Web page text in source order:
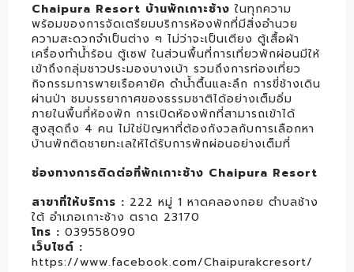
Chaipura Resort บ้านพักเกาะช้าง ในทุกความ
พร้อมของการจัดเตรียมบริการห้องพักที่มีสิ่งอำนวย
ความสะดวกจำเป็นต่าง ๆ ไม่ว่าจะเป็นเตียง ตู้เสื้อผ้า
เครื่องทำน้ำร้อน ตู้เซฟ ในส่วนพื้นที่การเที่ยวพักผ่อนมีให้
เข้าถึงกลุ่มชาวประมองบางเบ้า รวมถึงการท่องเที่ยว
กิจกรรมการพายเรือคายัค ดำน้ำตื้นและลึก การขี่ช้างเดิน
ผ่านป่า ชมบรรยากาศของธรรมชาติได้อย่างเต็มอิ่ม
ภายในพื้นที่ห้องพัก การเปิดห้องพักที่สามารถเข้าได้
สูงสุดถึง 4 คน ไม่ใช่ปัญหาที่ต้องกังวลกับการเลือกหา
บ้านพักติดชายทะเลให้ได้รับการพักผ่อนอย่างเต็มที่
ช่องทางการติดต่อที่พักเกาะช้าง Chaipura Resort
สาขาที่ให้บริการ : 222 หมู่ 1 หาดคลองกอย ตำบลช้าง
ใต้ อำเภอเกาะช้าง ตราด 23170
โทร : 039558090
เว็บไซต์ :
https://www.facebook.com/Chaipurakcresort/